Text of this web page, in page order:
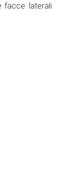
facce laterali